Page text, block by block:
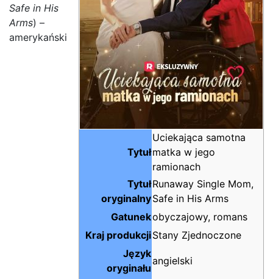
Tytuł
Uciekająca samotna
matka w jego
ramionach
Tytuł
oryginalny
Runaway Single Mom,
Safe in His Arms
Gatunekobyczajowy, romans
Kraj produkcjiStany Zjednoczone
Język
oryginału
angielski
Safe in His
Arms) –
amerykański